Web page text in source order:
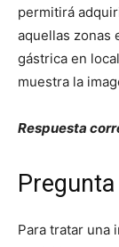
permitirá
aquellas zonas
gástrica en
muestra la
Respuesta
Para tratar una